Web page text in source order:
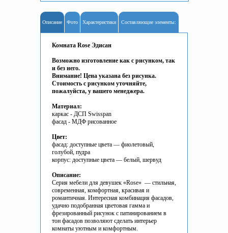
Описание Фото Характеристики Составляющие элементы:
Комната Rose Эдисан
Возможно изготовление как с рисунком, так
и без него.
Внимание! Цена указана без рисунка.
Стоимость с рисунком уточняйте,
пожалуйста, у вашего менеджера.
Материал:
каркас - ДСП Swisspan
фасад - МДФ рисованное
Цвет:
фасад: доступные цвета — фиолетовый,
голубой, пудра
корпус: доступные цвета — белый, шервуд
Описание:
Серия мебели для девушек «Rose» — cтильная,
современная, комфортная, красивая и
романтичная. Интересная комбинация фасадов,
удачно подобранная цветовая гамма и
фрезированный рисунок с патинированием в
тон фасадов позволяют сделать интерьер
комнаты уютным и комфортным.